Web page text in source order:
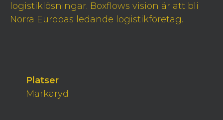
logistiklösningar. Boxflows vision är att bli
Norra Europas ledande logistikföretag.
Platser
Markaryd